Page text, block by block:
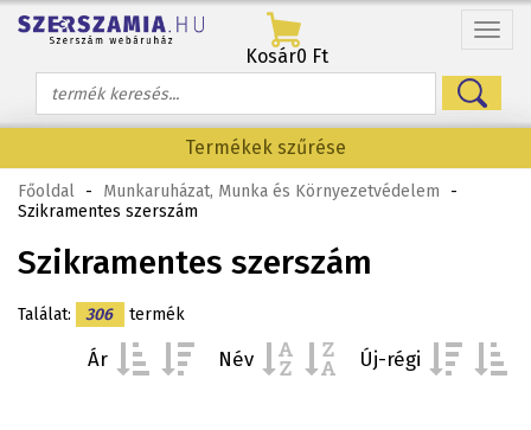
Menü
Kosár0 Ft
Termékek szűrése
Főoldal - Munkaruházat, Munka és Környezetvédelem
-
Szikramentes szerszám
Szikramentes szerszám
Találat: 306 termék
Ár Név Új-régi